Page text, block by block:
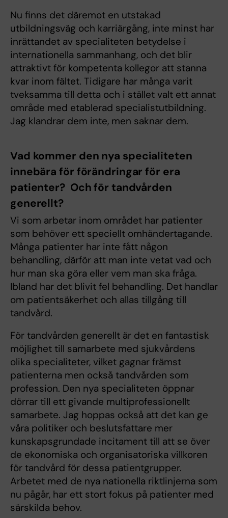
Nu finns det däremot en utstakad
utbildningsväg och karriärgång, inte minst har
inrättandet av specialiteten betydelse i
internationella sammanhang, och det blir
attraktivt för kompetenta kollegor att stanna
kvar inom fältet. Tidigare har många varit
tveksamma till detta och i stället valt ett annat
område med etablerad specialistutbildning.
Jag klandrar dem inte, men saknar dem.
Vad kommer den nya specialiteten
innebära för förändringar för era
patienter? Och för tandvården
generellt?
Vi som arbetar inom området har patienter
som behöver ett speciellt omhändertagande.
Många patienter har inte fått någon
behandling, därför att man inte vetat vad och
hur man ska göra eller vem man ska fråga.
Ibland har det blivit fel behandling. Det handlar
om patientsäkerhet och allas tillgång till
tandvård.
För tandvården generellt är det en fantastisk
möjlighet till samarbete med sjukvårdens
olika specialiteter, vilket gagnar främst
patienterna men också tandvården som
profession. Den nya specialiteten öppnar
dörrar till ett givande multiprofessionellt
samarbete. Jag hoppas också att det kan ge
våra politiker och beslutsfattare mer
kunskapsgrundade incitament till att se över
de ekonomiska och organisatoriska villkoren
för tandvård för dessa patientgrupper.
Arbetet med de nya nationella riktlinjerna som
nu pågår, har ett stort fokus på patienter med
särskilda behov.